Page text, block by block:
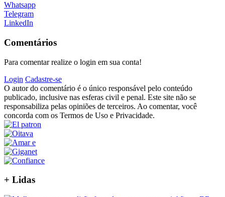
Whatsapp
Telegram
LinkedIn
Comentários
Para comentar realize o login em sua conta!
Login Cadastre-se
O autor do comentário é o único responsável pelo conteúdo
publicado, inclusive nas esferas civil e penal. Este site não se
responsabiliza pelas opiniões de terceiros. Ao comentar, você
concorda com os Termos de Uso e Privacidade.
+ Lidas